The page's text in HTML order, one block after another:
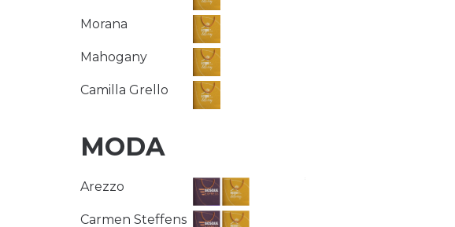
Morana
Mahogany
Camilla Grello
MODA
Arezzo
Carmen Steffens